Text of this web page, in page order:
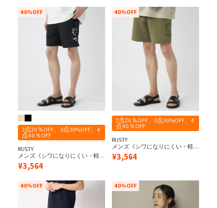
2点20％OFF、3点30%OFF、4
点40％OFF
RUSTY
メンズ《シワになりにくい・軽
量速乾・UPF50+≫ 水陸両用 ペア
テックス ニコちゃんショーツ
40%OFF
¥3,564
2点20％OFF、3点30%OFF、4
点40％OFF
RUSTY
メンズ《シワになりにくい・軽
量速乾・UPF50+≫ 水陸両用 ペア
テックス ニコちゃんショーツ
40%OFF
¥3,564
40%OFF 40%OFF